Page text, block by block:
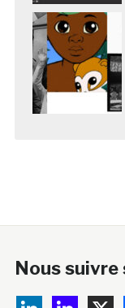
Nous suivre